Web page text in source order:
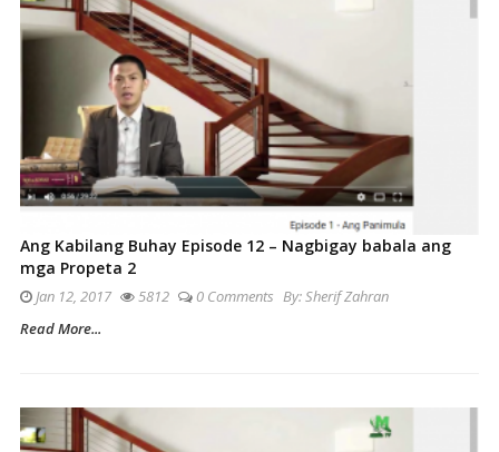
Ang Kabilang Buhay Episode 12 – Nagbigay babala ang
mga Propeta 2
Jan 12, 2017 5812 0 Comments By:Sherif Zahran
Read More...